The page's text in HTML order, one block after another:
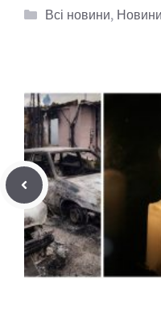
Категорії
Всі новини, Новини